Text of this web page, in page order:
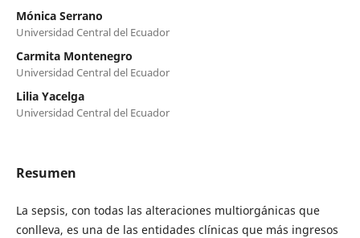
Mónica Serrano
Universidad Central del Ecuador
Carmita Montenegro
Universidad Central del Ecuador
Lilia Yacelga
Universidad Central del Ecuador
Resumen
La sepsis, con todas las alteraciones multiorgánicas que
conlleva, es una de las entidades clínicas que más ingresos